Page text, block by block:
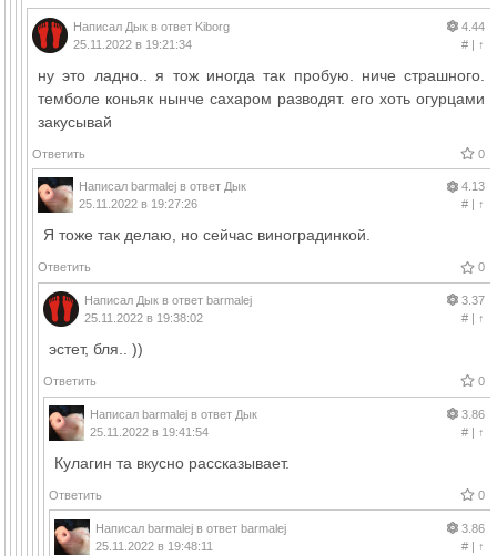
Написал Дык в ответ Kiborg
25.11.2022 в 19:21:34
4.44
#| ↑
ну это ладно.. я тож иногда так пробую. ниче страшного.
темболе коньяк нынче сахаром разводят. его хоть огурцами
закусывай
Ответить 0
Написал barmalej в ответ Дык
25.11.2022 в 19:27:26
4.13
#| ↑
Я тоже так делаю, но сейчас виноградинкой.
Ответить 0
Написал Дык в ответ barmalej
25.11.2022 в 19:38:02
3.37
#| ↑
эстет, бля.. ))
Ответить 0
Написал barmalej в ответ Дык
25.11.2022 в 19:41:54
3.86
#| ↑
Кулагин та вкусно рассказывает.
Ответить 0
Написал barmalej в ответ barmalej
25.11.2022 в 19:48:11
3.86
#| ↑